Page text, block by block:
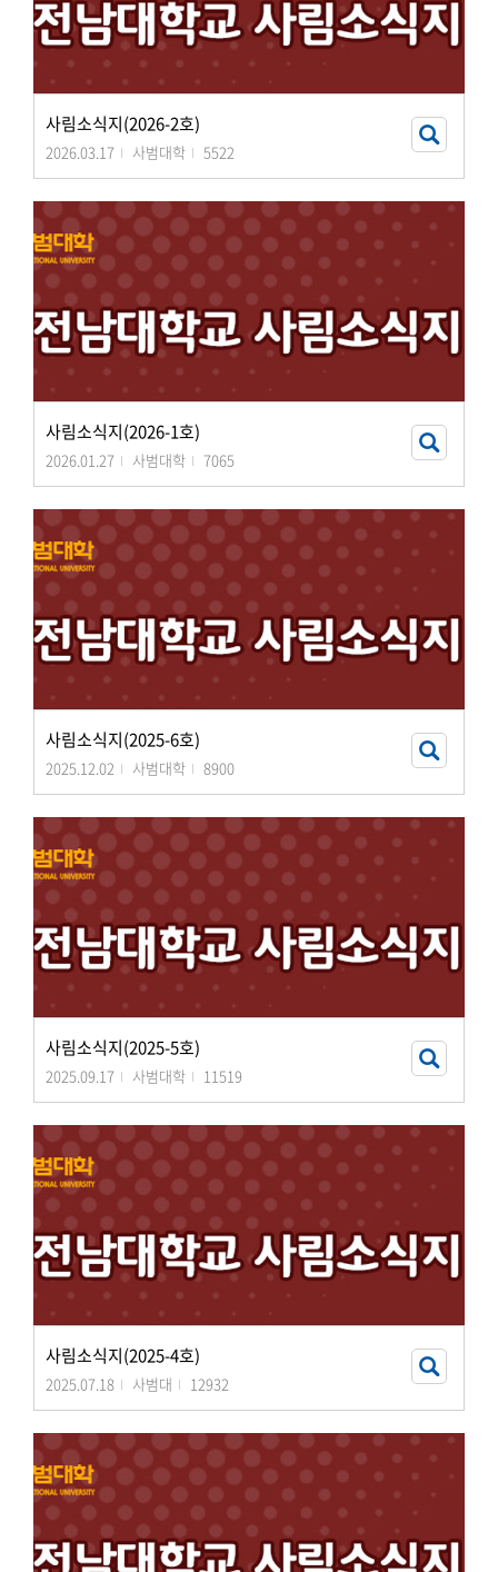
사림소식지(2026-2호)
2026.03.17 사범대학 5522
사림소식지(2026-1호)
2026.01.27 사범대학 7065
사림소식지(2025-6호)
2025.12.02 사범대학 8900
사림소식지(2025-5호)
2025.09.17 사범대학 11519
사림소식지(2025-4호)
2025.07.18 사범대 12932